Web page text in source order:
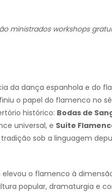
ministrados workshops
da dança espanhola e do
o papel do flamenco no
histórico: Bodas de
universal, e Suite
sob a linguagem
elevou o flamenco à
popular, dramaturgia e